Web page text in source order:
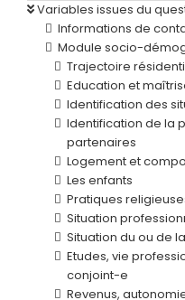
Variables issues du
Informations de
Module socio-
Trajectoire
Education et
Identification des
Identification de la
partenaires
Logement et
Les enfants
Pratiques
Situation
Situation du ou de
Etudes, vie
conjoint-e
Revenus,